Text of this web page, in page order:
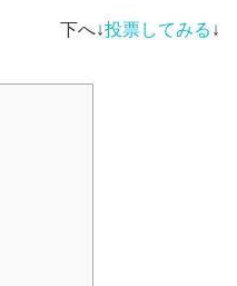
下へ↓投票してみる ↓